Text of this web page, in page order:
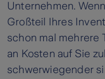
Unternehmen.
Großteil Ihres
schon mal mehrere
an Kosten auf Sie
schwerwiegender